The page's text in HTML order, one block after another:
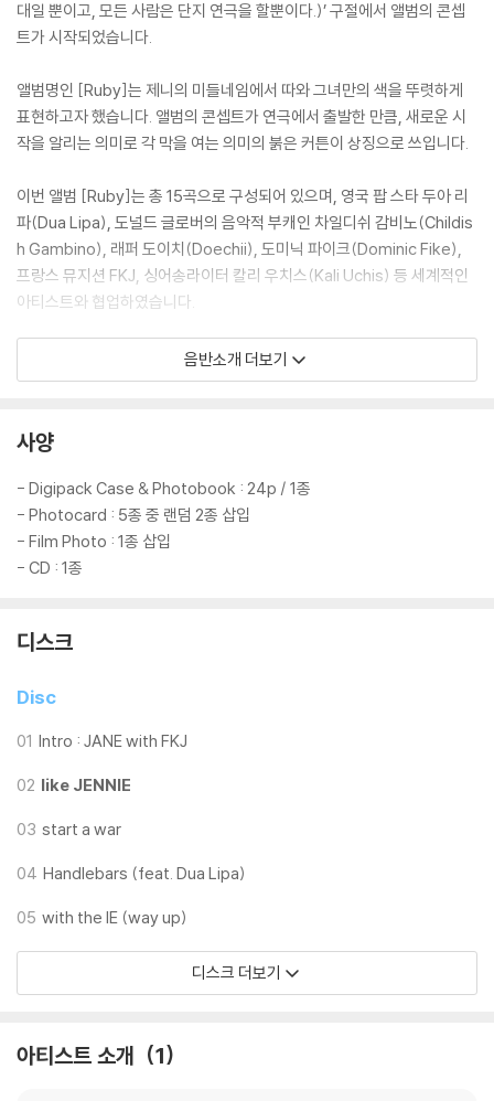
대일 뿐이고, 모든 사람은 단지 연극을 할뿐이다.)’ 구절에서 앨범의 콘셉
트가 시작되었습니다.
앨범명인 [Ruby]는 제니의 미들네임에서 따와 그녀만의 색을 뚜렷하게
표현하고자 했습니다. 앨범의 콘셉트가 연극에서 출발한 만큼, 새로운 시
작을 알리는 의미로 각 막을 여는 의미의 붉은 커튼이 상징으로 쓰입니다.
이번 앨범 [Ruby]는 총 15곡으로 구성되어 있으며, 영국 팝 스타 두아 리
파(Dua Lipa), 도널드 글로버의 음악적 부캐인 차일디쉬 감비노(Childis
h Gambino), 래퍼 도이치(Doechii), 도미닉 파이크(Dominic Fike),
프랑스 뮤지션 FKJ, 싱어송라이터 칼리 우치스(Kali Uchis) 등 세계적인
아티스트와 협업하였습니다.
The 1st Studio Album
성품이 포함되어 있습니다.
JENNIE Only Audio 버전은 모든 보컬을 JENNIE가 단독으로 소화한 트
랙들로 구성되어 있으며, 피처링 아티스트가 포함되지 않은 버전입니다.
The 1st Studio Album
NNIE. It does not include any featured artists.
음반소개 더보기
사양
- Digipack Case & Photobook : 24p / 1종
- Photocard : 5종 중 랜덤 2종 삽입
- Film Photo : 1종 삽입
- CD : 1종
디스크
Disc
01 Intro : JANE with FKJ
02 like JENNIE
03 start a war
04 Handlebars (feat. Dua Lipa)
05 with the IE (way up)
디스크 더보기
아티스트 소개 1